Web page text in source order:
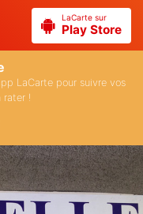
LaCarte sur
Play Store
LaCarte pour suivre vos
rater !